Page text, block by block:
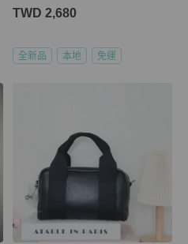
TWD 2,680
全新品 本地 免運